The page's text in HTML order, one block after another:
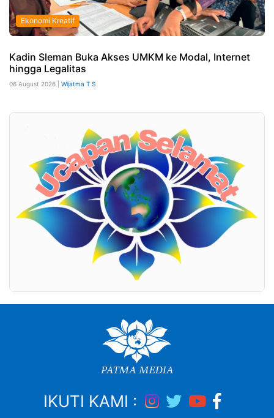
Ekonomi Kreatif
Kadin Sleman Buka Akses UMKM ke Modal, Internet
hingga Legalitas
06 August 2026 | Wijatma T S
IKUTI KAMI :